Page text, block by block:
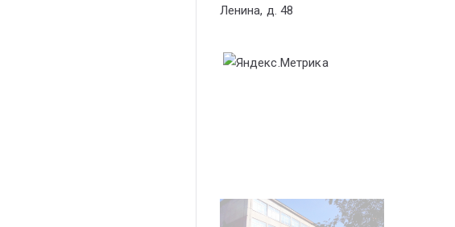
Ленина, д. 48